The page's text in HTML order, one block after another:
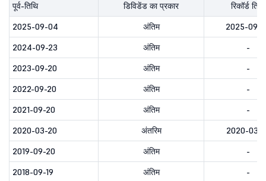
पूर्व-तिथि डिविडेंड का प्रकार
रिकॉर्ड तिथि
2025-09-04
अंतिम
2025-09-
2024-09-23
अंतिम
-
2023-09-20
अंतिम
-
2022-09-20
अंतिम
-
2021-09-20
अंतिम
-
2020-03-20
अंतरिम
2020-03-
2019-09-20
अंतिम
-
2018-09-19
अंतिम
-